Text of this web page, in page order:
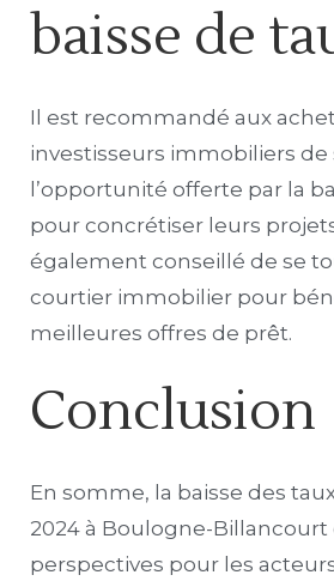
baisse de
Il est recommandé aux
investisseurs immobiliers de
l’opportunité offerte par la
pour concrétiser leurs
également conseillé de se
courtier immobilier pour
meilleures offres de prêt.
Conclusion
En somme, la baisse des
2024 à Boulogne-Billancourt
perspectives pour les